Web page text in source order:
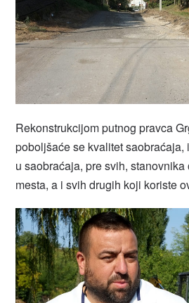
Rekonstrukcijom putnog pravca
poboljšaće se kvalitet
u saobraćaja, pre svih,
mesta, a i svih drugih koji koriste